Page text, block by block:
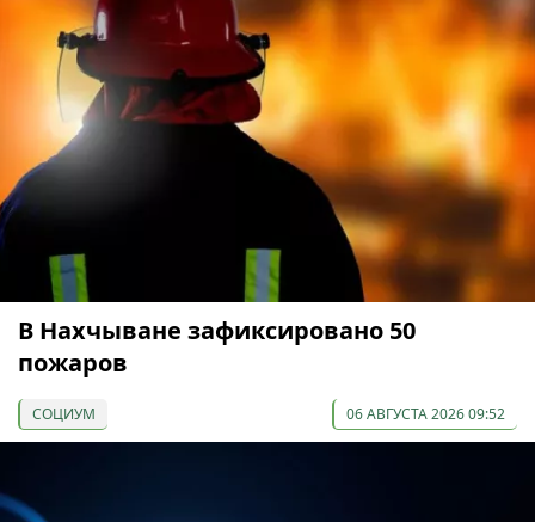
В Нахчыване зафиксировано 50
пожаров
СОЦИУМ 06 АВГУСТА 2026 09:52